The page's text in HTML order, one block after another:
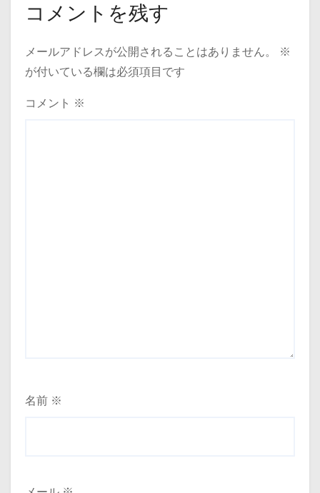
コメントを残す
メールアドレスが公開されることはありません。
※
が付いている欄は必須項目です
コメント ※
名前 ※